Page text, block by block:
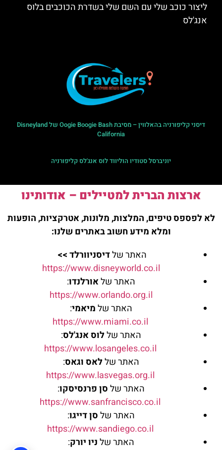
ליצור כוכב שלי עם השם שלי בשדרת הכוכבים בלוס
אנג'לס
דיסני קליפורניה בהאלווין – מסיבת Oogie Boogie Bash של Disneyland
California
יוניברסל סטודיו הוליווד לוס אנג'לס קליפורניה
ארצות הברית למטיילים – אודותינו
לא לפספס טיפים, המלצות, מלונות, אטרקציות, הופעות
ומלא מידע חשוב באתרים שלנו:
האתר שלדיסניוורלד>>
https://www.disneyworld.co.il
האתר שלאורלנדו:
https://www.orlando.org.il
האתר שלמיאמי:
https://www.miami.co.il
האתר שללוסאנג'לס:
https://www.losangeles.co.il
האתר שללאס וגאס:
https://www.lasvegas.org.il
האתר שלסן פרנסיסקו:
https://www.sanfrancisco.co.il
האתר שלסן דייגו:
https://www.sandiego.co.il
האתר שלניו יורק: